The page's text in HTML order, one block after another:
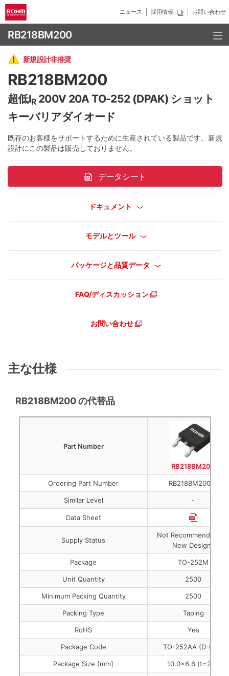
ニュース 採用情報 お問い合わせ
RB218BM200
新規設計非推奨
RB218BM200
超低IR200V 20A TO-252 (DPAK) ショット
キーバリアダイオード
既存のお客様をサポートするために生産されている製品です。新規
設計にこの製品は販売しておりません。
データシート
ドキュメント
モデルとツール
パッケージと品質データ
FAQ/ディスカッション
お問い合わせ
主な仕様
RB218BM200 の代替品
Part Number
RB218BM200
Ordering Part Number RB218BM200TL
Similar Level -
Data Sheet
Supply Status
Not Recommended
New Designs
Package TO-252M
Unit Quantity 2500
Minimum Packing Quantity 2500
Packing Type Taping
RoHS Yes
Package Code TO-252AA (D-PAK)
Package Size [mm] 10.0x6.6 (t=2.3)